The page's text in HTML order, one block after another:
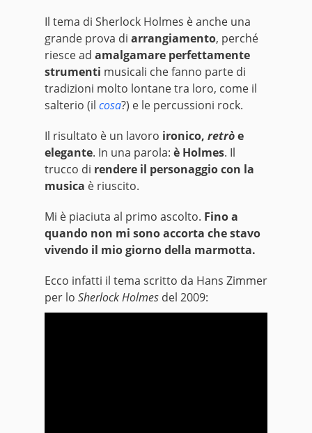
Il tema di Sherlock Holmes è anche una
grande prova di arrangiamento, perché
riesce ad amalgamare perfettamente
strumenti musicali che fanno parte di
tradizioni molto lontane tra loro, come il
salterio (il cosa?) e le percussioni rock.
Il risultato è un lavoro ironico, retròe
elegante. In una parola: è Holmes. Il
trucco di rendere il personaggio con la
musica è riuscito.
Mi è piaciuta al primo ascolto. Fino a
quando non mi sono accorta che stavo
vivendo il mio giorno della marmotta.
Ecco infatti il tema scritto da Hans Zimmer
per lo Sherlock Holmes del 2009: